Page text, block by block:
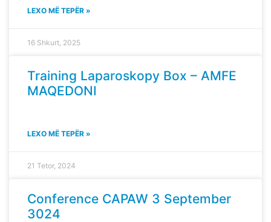
LEXO MË TEPËR »
16 Shkurt, 2025
Training Laparoskopy Box – AMFE
MAQEDONI
LEXO MË TEPËR »
21 Tetor, 2024
Conference CAPAW 3 September
3024